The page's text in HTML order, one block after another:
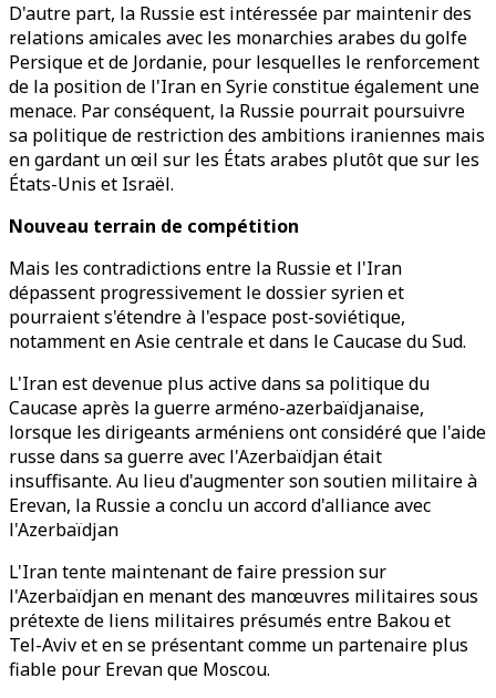
D'autre part, la Russie est intéressée par maintenir des
relations amicales avec les monarchies arabes du golfe
Persique et de Jordanie, pour lesquelles le renforcement
de la position de l'Iran en Syrie constitue également une
menace. Par conséquent, la Russie pourrait poursuivre
sa politique de restriction des ambitions iraniennes mais
en gardant un œil sur les États arabes plutôt que sur les
États-Unis et Israël.
Nouveau terrain de compétition
Mais les contradictions entre la Russie et l'Iran
dépassent progressivement le dossier syrien et
pourraient s'étendre à l'espace post-soviétique,
notamment en Asie centrale et dans le Caucase du Sud.
L'Iran est devenue plus active dans sa politique du
Caucase après la guerre arméno-azerbaïdjanaise,
lorsque les dirigeants arméniens ont considéré que l'aide
russe dans sa guerre avec l'Azerbaïdjan était
insuffisante. Au lieu d'augmenter son soutien militaire à
Erevan, la Russie a conclu un accord d'alliance avec
l'Azerbaïdjan
L'Iran tente maintenant de faire pression sur
l'Azerbaïdjan en menant des manœuvres militaires sous
prétexte de liens militaires présumés entre Bakou et
Tel-Aviv et en se présentant comme un partenaire plus
fiable pour Erevan que Moscou.